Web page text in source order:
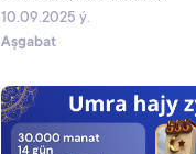
10.09.2025 ý.
Aşgabat